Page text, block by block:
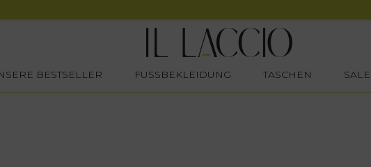
BESTSELLER FUSSBEKLEIDUNG TASCHEN SALE